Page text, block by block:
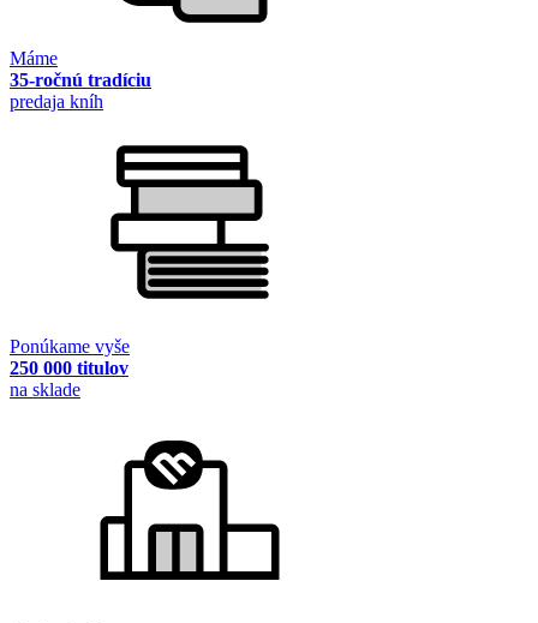
Máme
35-ročnú tradíciu
predaja kníh
Ponúkame vyše
250 000 titulov
na sklade